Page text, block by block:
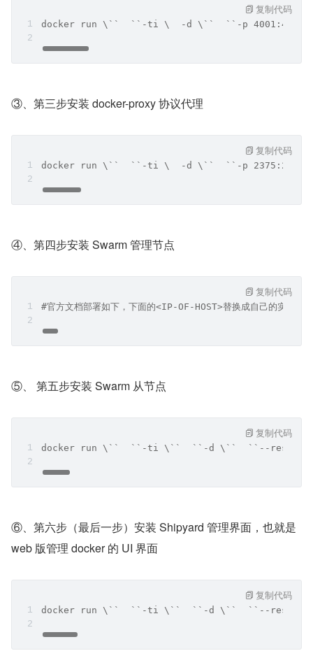
docker run \``  ``-ti \  -d \``  ``-p 4001:4001 \``
复制代码
③、第三步安装 docker-proxy 协议代理
docker run \``  ``-ti \  -d \``  ``-p 2375:2375 \``
复制代码
④、第四步安装 Swarm 管理节点
#官方文档部署如下，下面的<IP-OF-HOST>替换
复制代码
⑤、 第五步安装 Swarm 从节点
docker run \``  ``-ti \``  ``-d \``  ``--restart=always \``
复制代码
⑥、第六步（最后一步）安装 Shipyard 管理界面，也就是
web 版管理 docker 的 UI 界面
docker run \``  ``-ti \``  ``-d \``  ``--
复制代码